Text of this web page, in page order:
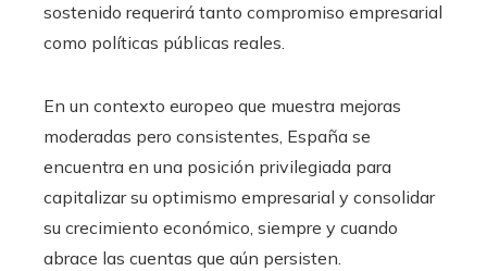
sostenido requerirá tanto compromiso empresarial
como políticas públicas reales.
En un contexto europeo que muestra mejoras
moderadas pero consistentes, España se
encuentra en una posición privilegiada para
capitalizar su optimismo empresarial y consolidar
su crecimiento económico, siempre y cuando
abrace las cuentas que aún persisten.